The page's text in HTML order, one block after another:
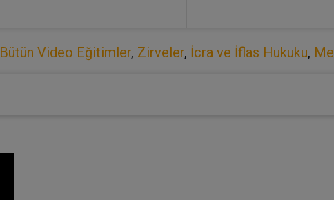
Bütün Video Eğitimler, Zirveler, İcra ve İflas Hukuku,